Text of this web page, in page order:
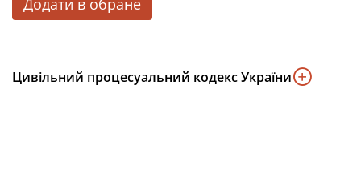
Додати в обране
Цивільний процесуальний кодекс України